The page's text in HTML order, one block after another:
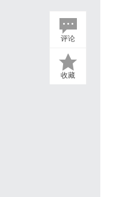
评论
收藏